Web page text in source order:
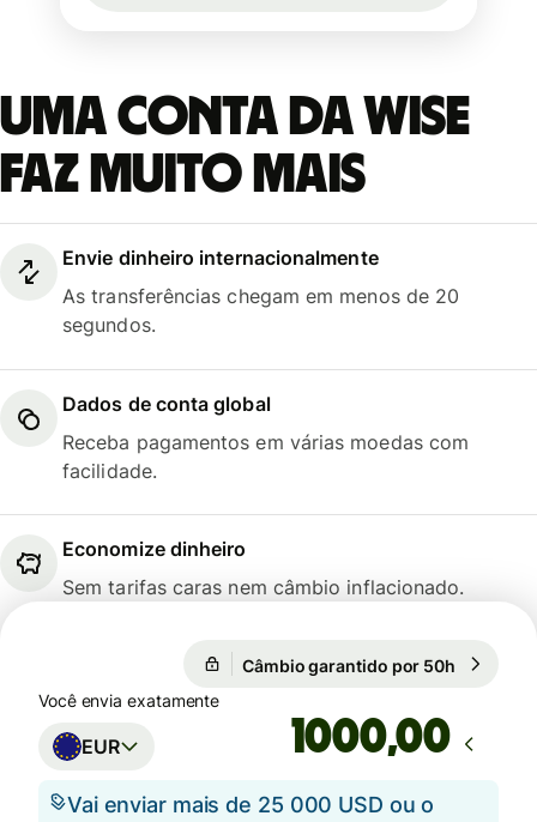
Uma conta da Wise
faz muito mais
Envie dinheiro internacionalmente
As transferências chegam em menos de 20
segundos.
Dados de conta global
Receba pagamentos em várias moedas com
facilidade.
Economize dinheiro
Sem tarifas caras nem câmbio inflacionado.
Câmbio garantido por 50h
Você envia exatamente
EUR ,00
Vai enviar mais de 25 000 USD ou o